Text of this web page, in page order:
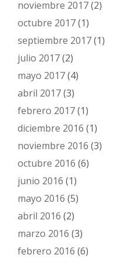
noviembre 2017(2)
octubre 2017(1)
septiembre 2017(1)
julio 2017(2)
mayo 2017(4)
abril 2017(3)
febrero 2017(1)
diciembre 2016 (1)
noviembre 2016 (3)
octubre 2016 (6)
junio 2016 (1)
mayo 2016 (5)
abril 2016 (2)
marzo 2016 (3)
febrero 2016 (6)